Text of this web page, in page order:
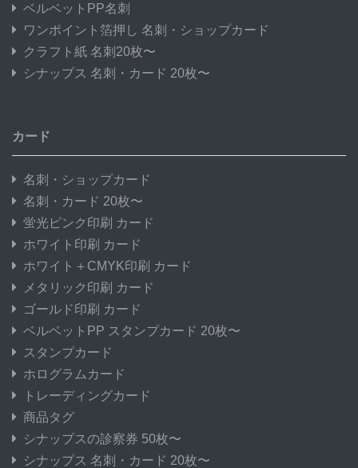
ベルベットPP名刺
ワンポイント箔押し 名刺・ショップカード
クラフト紙 名刺20枚〜
シナップス 名刺・カード 20枚〜
カード
名刺・ショップカード
名刺・カード 20枚〜
蛍光ピンク印刷 カード
ホワイト印刷 カード
ホワイト＋CMYK印刷 カード
メタリック印刷 カード
ゴールド印刷 カード
ベルベットPP スタンプカード 20枚〜
スタンプカード
ホログラムカード
トレーディングカード
商品タグ
シナップスの診察券 50枚〜
シナップス 名刺・カード 20枚〜